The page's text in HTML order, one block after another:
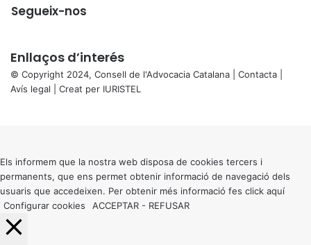
Segueix-nos
Enllaços d’interés
© Copyright 2024, Consell de l'Advocacia Catalana | Contacta
Avís legal | Creat per IURISTEL
button
Els informem que la nostra web disposa de cookies tercers i
permanents, que ens permet obtenir informació de navegació dels
usuaris que accedeixen. Per obtenir més informació fes click aquí
Configurar cookies
ACCEPTAR - REFUSAR